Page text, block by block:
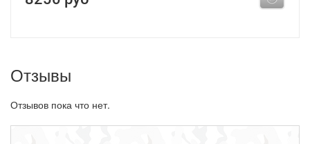
Отзывы
Отзывов пока что нет.